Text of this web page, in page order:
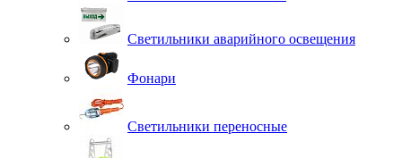
Светильники аварийного освещения
Фонари
Светильники переносные